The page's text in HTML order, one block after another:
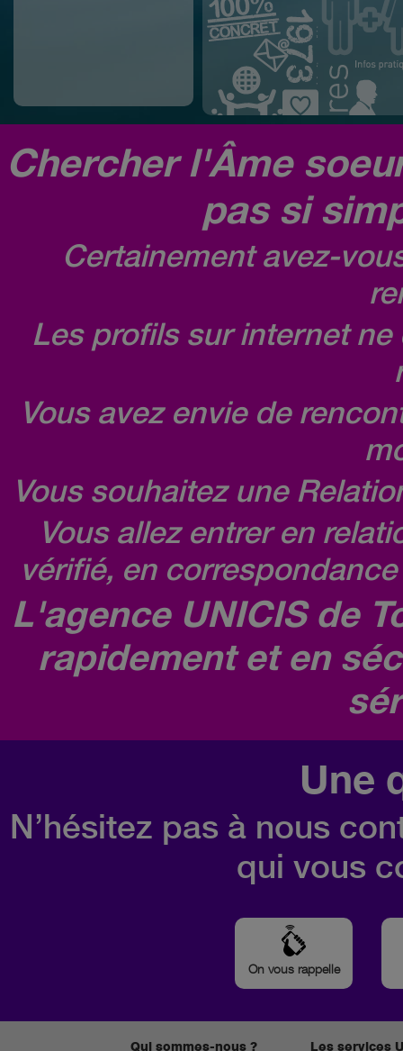
Chercher l'Âme
pas si
Certainement avez-
Les profils sur internet
Vous avez envie de
Vous souhaitez une
Vous allez entrer en
vérifié, en
L'agence UNICIS de
rapidement et en
Une
N’hésitez pas à nous
qui vous
On vous rappelle
Qui sommes-nous ?
Les services